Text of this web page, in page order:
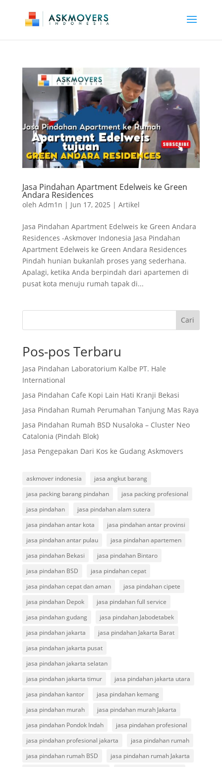
Jasa Pindahan Apartment Edelweis ke Green
Andara Residences
oleh Adm1n | Jun 17, 2025 | Artikel
Jasa Pindahan Apartment Edelweis ke Green Andara
Residences -Askmover Indonesia Jasa Pindahan
Apartment Edelweis ke Green Andara Residences
Pindah hunian bukanlah proses yang sederhana.
Apalagi, ketika Anda berpindah dari apartemen di
pusat kota menuju rumah tapak di...
Cari
Pos-pos Terbaru
Jasa Pindahan Laboratorium Kalbe PT. Hale
International
Jasa Pindahan Cafe Kopi Lain Hati Kranji Bekasi
Jasa Pindahan Rumah Perumahan Tanjung Mas Raya
Jasa Pindahan Rumah BSD Nusaloka – Cluster Neo
Catalonia (Pindah Blok)
Jasa Pengepakan Dari Kos ke Gudang Askmovers
askmover indonesia
jasa angkut barang
jasa packing barang pindahan
jasa packing profesional
jasa pindahan
jasa pindahan alam sutera
jasa pindahan antar kota
jasa pindahan antar provinsi
jasa pindahan antar pulau
jasa pindahan apartemen
jasa pindahan Bekasi
jasa pindahan Bintaro
jasa pindahan BSD
jasa pindahan cepat
jasa pindahan cepat dan aman
jasa pindahan cipete
jasa pindahan Depok
jasa pindahan full service
jasa pindahan gudang
jasa pindahan Jabodetabek
jasa pindahan jakarta
jasa pindahan Jakarta Barat
jasa pindahan jakarta pusat
jasa pindahan jakarta selatan
jasa pindahan jakarta timur
jasa pindahan jakarta utara
jasa pindahan kantor
jasa pindahan kemang
jasa pindahan murah
jasa pindahan murah Jakarta
jasa pindahan Pondok Indah
jasa pindahan profesional
jasa pindahan profesional jakarta
jasa pindahan rumah
jasa pindahan rumah BSD
jasa pindahan rumah Jakarta